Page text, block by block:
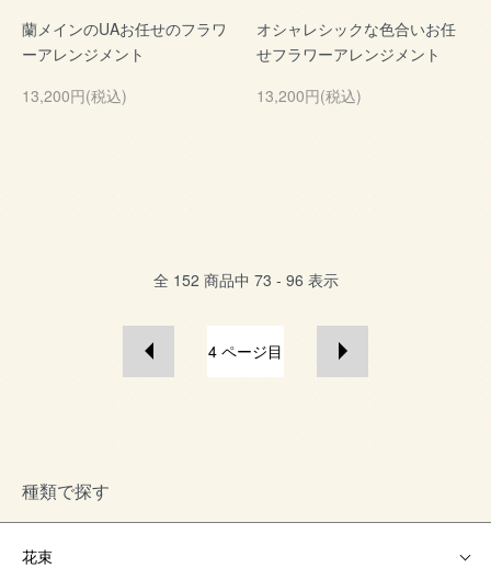
蘭メインのUAお任せのフラワ
ーアレンジメント
13,200円(税込)
オシャレシックな色合いお任
せフラワーアレンジメント
13,200円(税込)
全 152 商品中 73 - 96 表示
4 ページ目
種類で探す
花束